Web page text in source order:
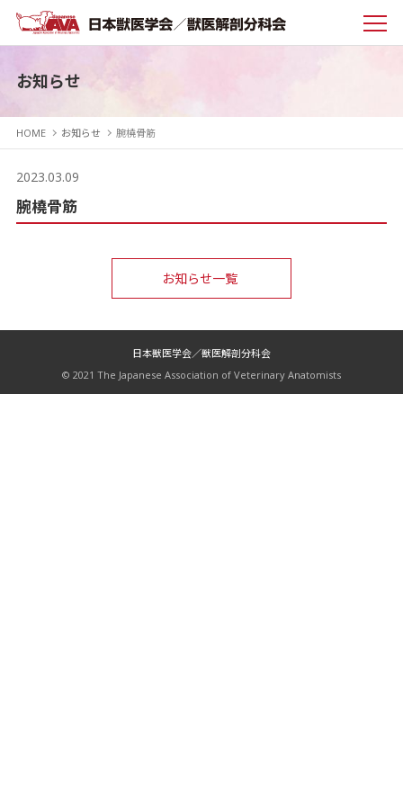
お知らせ
HOME お知らせ 腕橈骨筋
2023.03.09
腕橈骨筋
お知らせ一覧
日本獣医学会／獣医解剖分科会
© 2021 The Japanese Association of Veterinary Anatomists